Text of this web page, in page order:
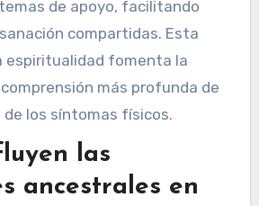
de apoyo, facilitando
compartidas. Esta
espiritualidad fomenta la
más profunda de
de los síntomas físicos.
las
ancestrales en